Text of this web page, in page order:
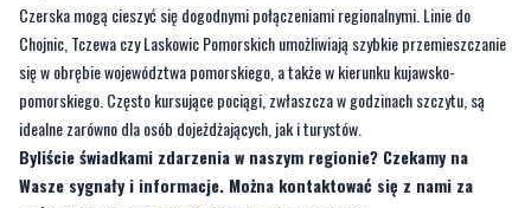
pomorskiego. Często kursujące pociągi, zwłaszcza w godzinach szczytu, są
idealne zarówno dla osób dojeżdżających, jak i turystów.
Byliście świadkami zdarzenia w naszym regionie? Czekamy na
Wasze sygnały i informacje. Można kontaktować się z nami za
pośrednictwemstrony facebookoweji mailowo:
redakcja@kociewie24.pl. Dyżurujemy także pod numerem telefonu
729 715 670.